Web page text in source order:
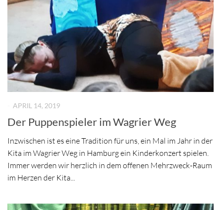
APRIL 14, 2019
Der Puppenspieler im Wagrier Weg
Inzwischen ist es eine Tradition für uns, ein Mal im Jahr in der
Kita im Wagrier Weg in Hamburg ein Kinderkonzert spielen.
Immer werden wir herzlich in dem offenen Mehrzweck-Raum
im Herzen der Kita...